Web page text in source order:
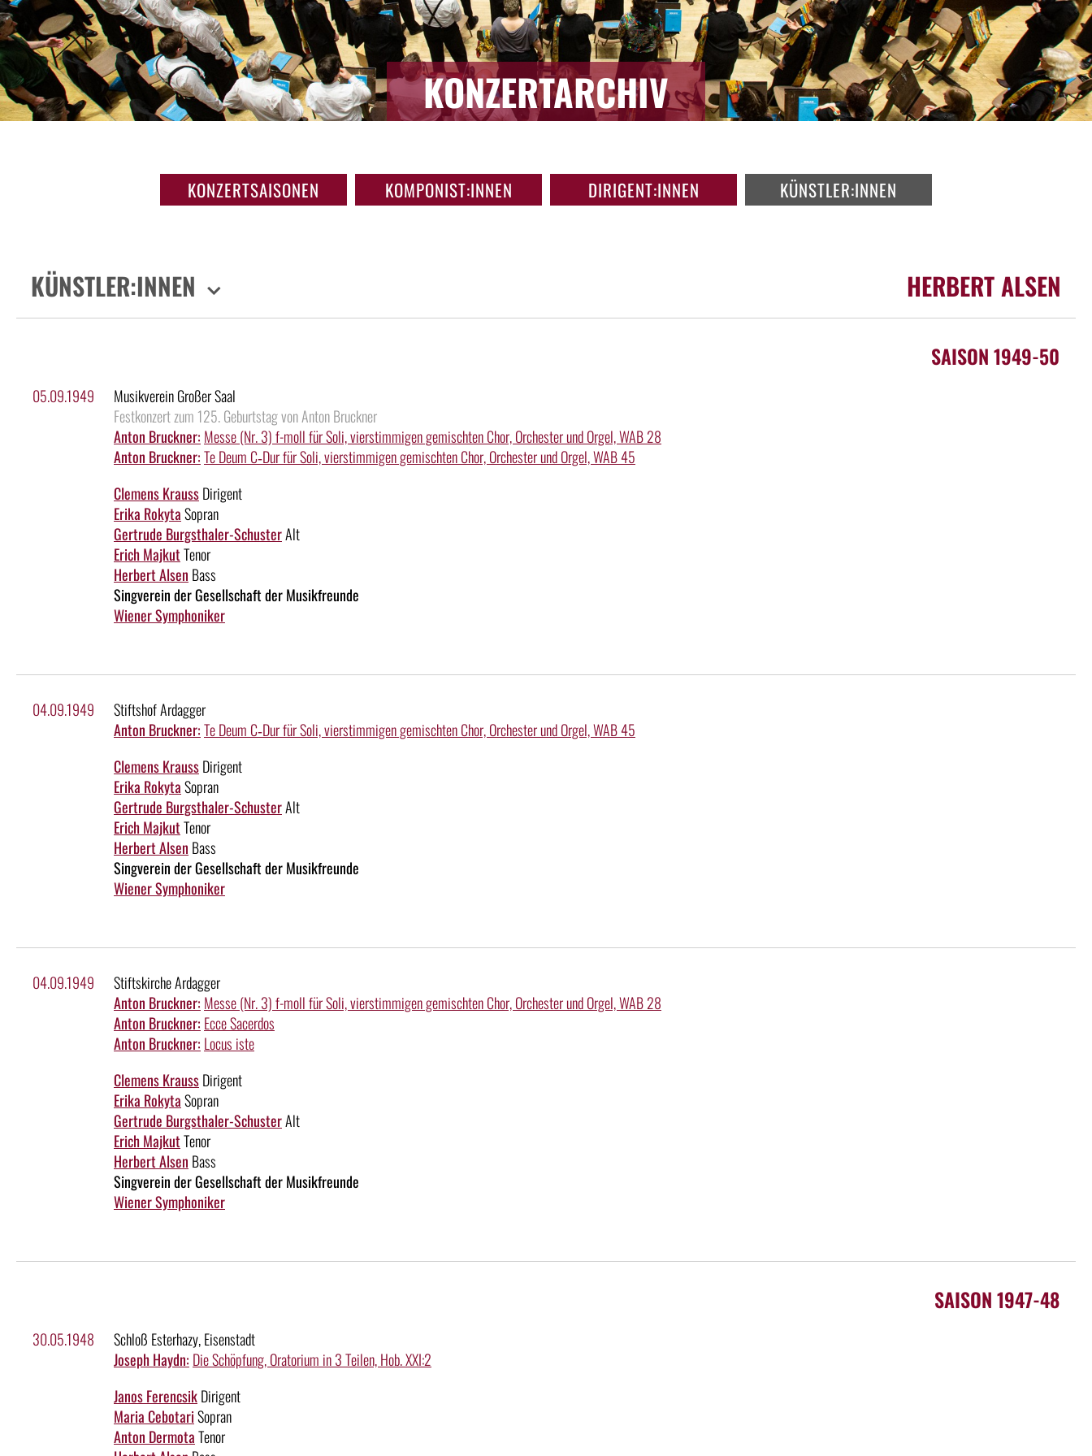
KONZERTARCHIV
KONZERTSAISONEN KOMPONIST:INNEN DIRIGENT:INNEN KÜNSTLER:INNEN
KÜNSTLER:INNEN HERBERT ALSEN
SAISON 1949-50
05.09.1949
Musikverein Großer Saal
Festkonzert zum 125. Geburtstag von Anton Bruckner
Anton Bruckner: Messe (Nr. 3) f-moll für Soli, vierstimmigen gemischten Chor, Orchester und Orgel, WAB 28
Anton Bruckner:Te Deum C‑Dur für Soli, vierstimmigen gemischten Chor, Orchester und Orgel, WAB 45
Clemens KraussDirigent
Erika RokytaSopran
Gertrude Burgsthaler-SchusterAlt
Erich MajkutTenor
Herbert Alsen Bass
Singverein der Gesellschaft der Musikfreunde
Wiener Symphoniker
04.09.1949
Stiftshof Ardagger
Anton Bruckner:Te Deum C‑Dur für Soli, vierstimmigen gemischten Chor, Orchester und Orgel, WAB 45
Clemens KraussDirigent
Erika RokytaSopran
Gertrude Burgsthaler-SchusterAlt
Erich MajkutTenor
Herbert Alsen Bass
Singverein der Gesellschaft der Musikfreunde
Wiener Symphoniker
04.09.1949
Stiftskirche Ardagger
Anton Bruckner: Messe (Nr. 3) f-moll für Soli, vierstimmigen gemischten Chor, Orchester und Orgel, WAB 28
Anton Bruckner: Ecce Sacerdos
Anton Bruckner: Locus iste
Clemens KraussDirigent
Erika RokytaSopran
Gertrude Burgsthaler-SchusterAlt
Erich MajkutTenor
Herbert Alsen Bass
Singverein der Gesellschaft der Musikfreunde
Wiener Symphoniker
SAISON 1947-48
30.05.1948
Schloß Esterhazy, Eisenstadt
Joseph Haydn: Die Schöpfung, Oratorium in 3 Teilen, Hob. XXI:2
Janos FerencsikDirigent
Maria CebotariSopran
Anton DermotaTenor